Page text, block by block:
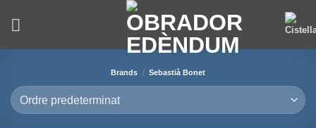
Brands / Sebastià Bonet